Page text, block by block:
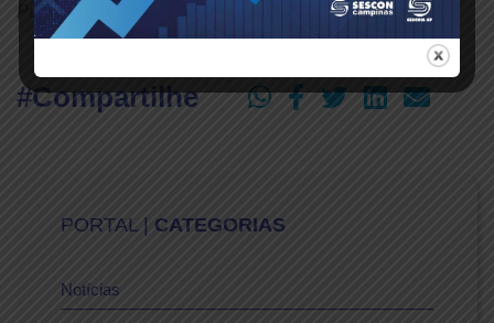
Publicado em: 13/08/2025
#Compartilhe
PORTAL | CATEGORIAS
Notícias